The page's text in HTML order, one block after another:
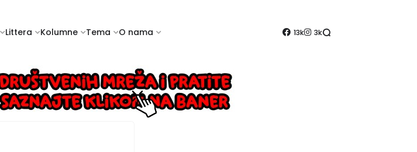
Littera Kolumne Tema O nama 13k 3k